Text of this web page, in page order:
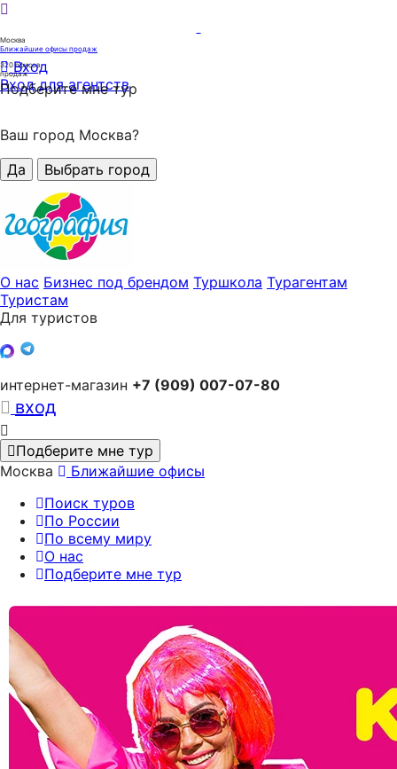
Москва
Ближайшие офисы продаж
320офисов
продаж
Вход
Вход для агентств
Подберите мне тур
Ваш город Москва?
Да
Выбрать город
О нас Бизнес под брендом Туршкола Турагентам
Туристам
Для туристов
интернет-магазин +7 (909) 007-07-80
вход
Подберите мне тур
Москва
Ближайшие офисы
Поиск туров
По России
По всему миру
О нас
Подберите мне тур